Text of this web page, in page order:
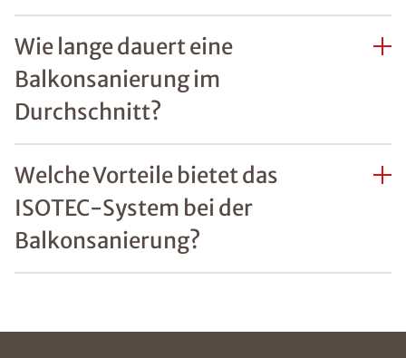
Wie lange dauert eine
Balkonsanierung im
Durchschnitt?
Welche Vorteile bietet das
ISOTEC-System bei der
Balkonsanierung?